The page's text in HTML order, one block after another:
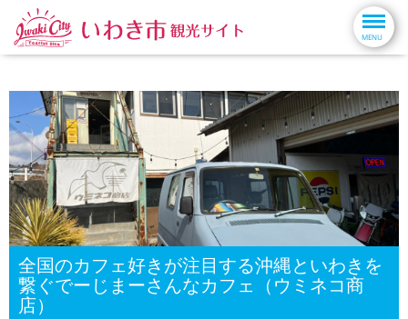
全国のカフェ好きが注目する沖縄といわきを
繋ぐでーじまーさんなカフェ（ウミネコ商
店）